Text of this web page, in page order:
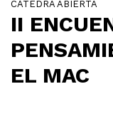
CÁTEDRA ABIERTA
II
EL MAC